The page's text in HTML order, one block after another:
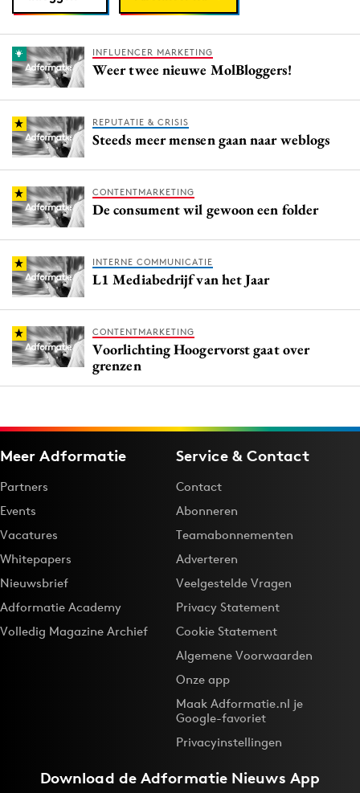
INFLUENCER MARKETING
Weer twee nieuwe MolBloggers!
REPUTATIE & CRISIS
Steeds meer mensen gaan naar weblogs
CONTENTMARKETING
De consument wil gewoon een folder
INTERNE COMMUNICATIE
L1 Mediabedrijf van het Jaar
CONTENTMARKETING
Voorlichting Hoogervorst gaat over
grenzen
Meer Adformatie
Partners
Events
Vacatures
Whitepapers
Nieuwsbrief
Adformatie Academy
Volledig Magazine Archief
Service & Contact
Contact
Abonneren
Teamabonnementen
Adverteren
Veelgestelde Vragen
Privacy Statement
Cookie Statement
Algemene Voorwaarden
Onze app
Maak Adformatie.nl je
Google-favoriet
Privacyinstellingen
Download deAdformatie Nieuws App